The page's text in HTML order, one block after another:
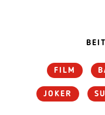
FILM
JOKER